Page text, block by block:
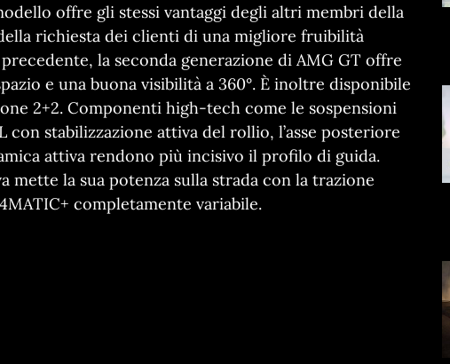
offre gli stessi vantaggi degli altri membri della
richiesta dei clienti di una migliore fruibilità
la seconda generazione di AMG GT offre
e una buona visibilità a 360°. È inoltre disponibile
2+2. Componenti high-tech come le sospensioni
con stabilizzazione attiva del rollio, l’asse posteriore
attiva rendono più incisivo il profilo di guida.
mette la sua potenza sulla strada con la trazione
completamente variabile.